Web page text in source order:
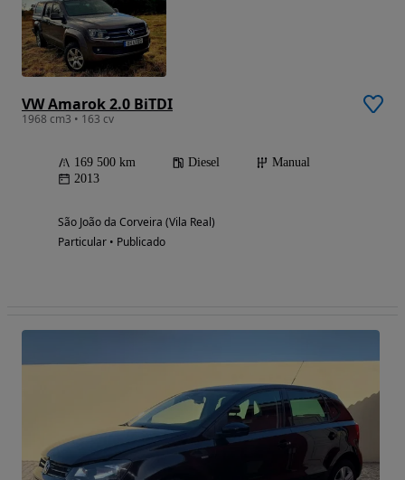
VW Amarok 2.0 BiTDI
1968 cm3 • 163 cv
169 500 km Diesel
Manual
2013
São João da Corveira (Vila Real)
Particular • Publicado